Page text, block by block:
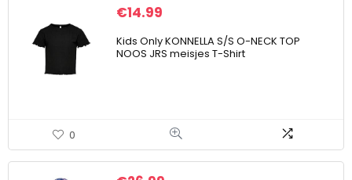
€14.99
Kids Only KONNELLA S/S O-NECK TOP
NOOS JRS meisjes T-Shirt
0